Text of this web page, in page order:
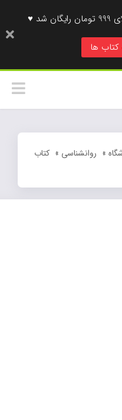
» کتاب